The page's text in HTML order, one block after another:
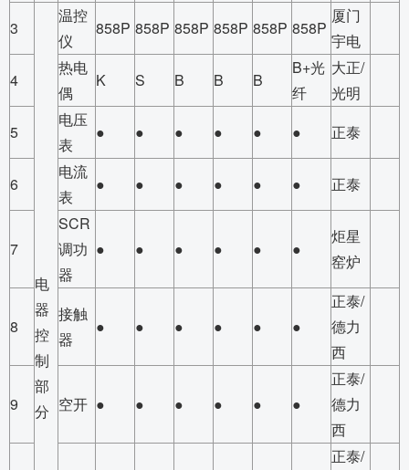
3
电
器
控
制
部
分
温控
仪
858P 858P 858P 858P 858P 858P
厦门
宇电
4
热电
偶
K S B B B
B+光
纤
大正/
光明
5
电压
表
● ● ● ● ● ● 正泰
6
电流
表
● ● ● ● ● ● 正泰
7
SCR
调功
器
● ● ● ● ● ●
炬星
窑炉
8
接触
器
● ● ● ● ● ●
正泰/
德力
西
9 空开 ● ● ● ● ● ●
正泰/
德力
西
正泰/